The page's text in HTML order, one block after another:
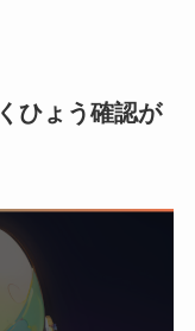
ひょう確認が